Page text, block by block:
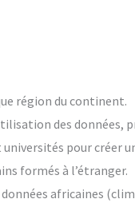
région du continent.
des données,
pour créer
formés à l’étranger.
données africaines